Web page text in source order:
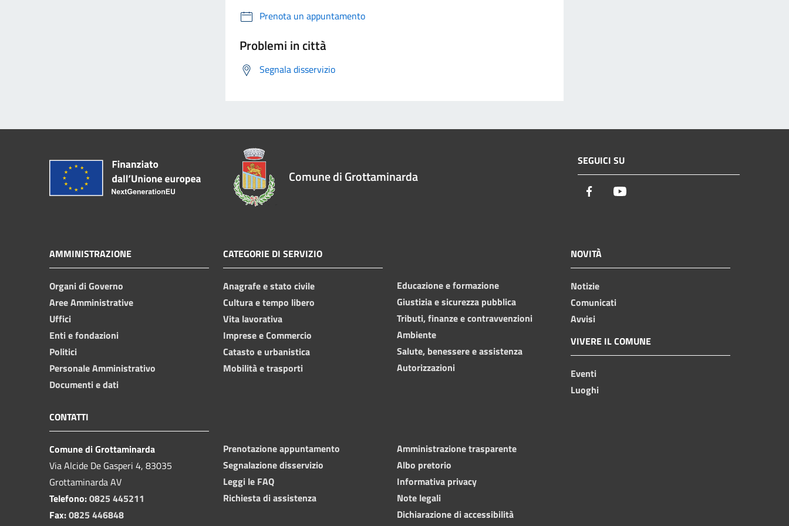
Prenota un appuntamento
Problemi in città
Segnala disservizio
Comune di Grottaminarda
SEGUICI SU
Facebook
AMMINISTRAZIONE
Organi di Governo
Aree Amministrative
Uffici
Enti e fondazioni
Politici
Personale Amministrativo
Documenti e dati
CATEGORIE DI SERVIZIO
Anagrafe e stato civile
Cultura e tempo libero
Vita lavorativa
Imprese e Commercio
Catasto e urbanistica
Mobilità e trasporti
Educazione e formazione
Giustizia e sicurezza pubblica
Tributi, finanze e contravvenzioni
Ambiente
Salute, benessere e assistenza
Autorizzazioni
NOVITÀ
Notizie
Comunicati
Avvisi
VIVERE IL COMUNE
Eventi
Luoghi
CONTATTI
Comune di Grottaminarda
Via Alcide De Gasperi 4, 83035
Grottaminarda AV
Telefono:0825 445211
Fax:0825 446848
Prenotazione appuntamento
Segnalazione disservizio
Leggi le FAQ
Richiesta di assistenza
Amministrazione trasparente
Albo pretorio
Informativa privacy
Note legali
Dichiarazione di accessibilità